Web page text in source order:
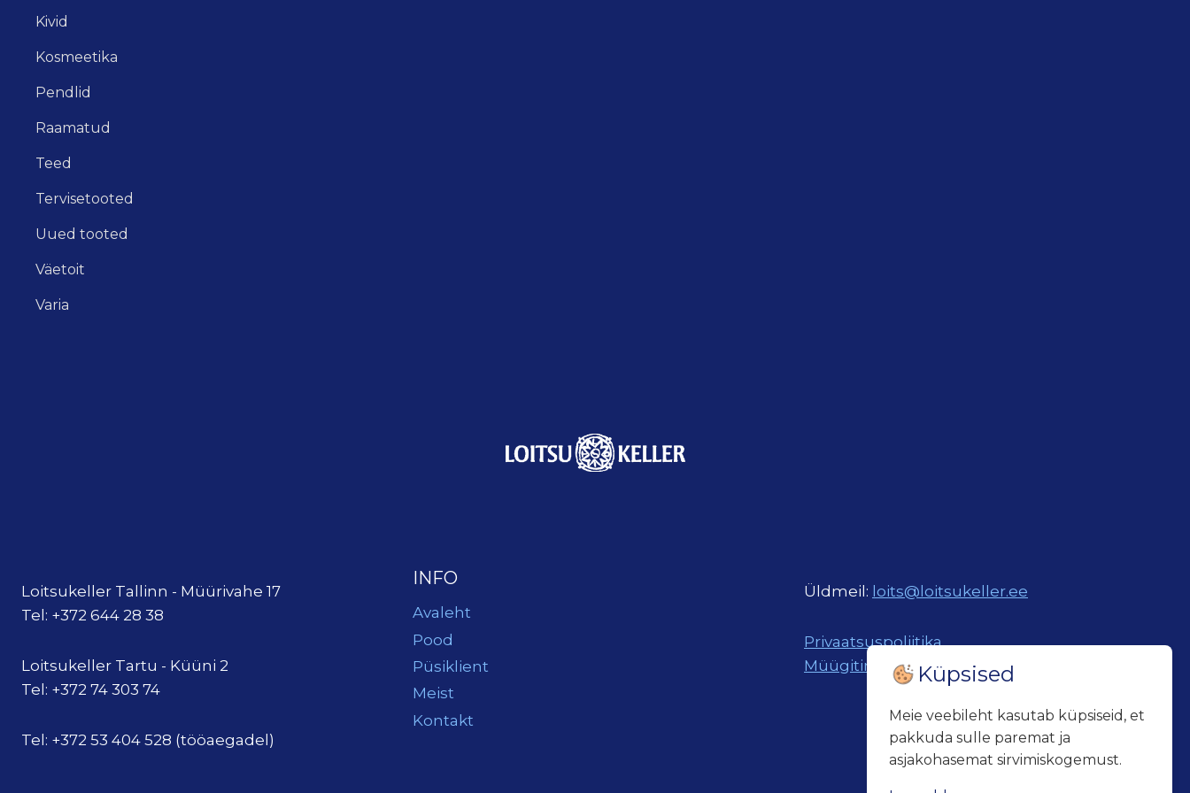
Kivid
Kosmeetika
Pendlid
Raamatud
Teed
Tervisetooted
Uued tooted
Väetoit
Varia
Loitsukeller Tallinn - Müürivahe 17
Tel: +372 644 28 38
Loitsukeller Tartu - Küüni 2
Tel: +372 74 303 74
Tel: +372 53 404 528 (tööaegadel)
INFO
Avaleht
Pood
Püsiklient
Meist
Kontakt
Üldmeil: loits@loitsukeller.ee
Privaatsuspoliitika
MüügitingimusedKüpsised
Meie veebileht kasutab küpsiseid, et
pakkuda sulle paremat ja
asjakohasemat sirvimiskogemust.